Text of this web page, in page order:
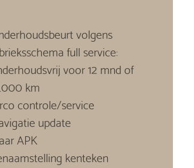
volgens
full service:
voor 12 mnd of
km
controle/service
update
APK
kenteken